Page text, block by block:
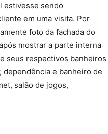
estivesse sendo
em uma visita. Por
foto da fachada do
mostrar a parte interna
seus respectivos banheiros
e banheiro de
salão de jogos,